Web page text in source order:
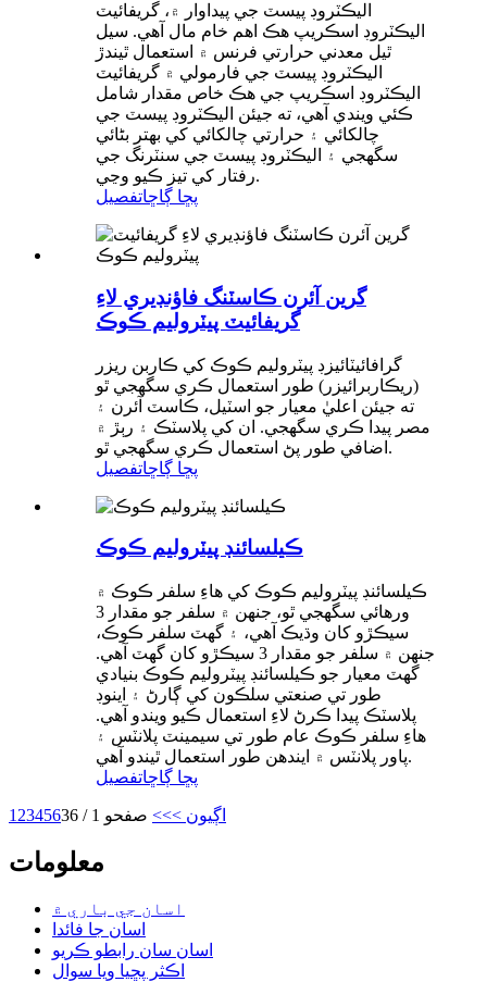
اليڪٽروڊ پيسٽ جي پيداوار ۾، گريفائيٽ
اليڪٽروڊ اسڪريپ هڪ اهم خام مال آهي. سيل
ٿيل معدني حرارتي فرنس ۾ استعمال ٿيندڙ
اليڪٽروڊ پيسٽ جي فارمولي ۾ گريفائيٽ
اليڪٽروڊ اسڪريپ جي هڪ خاص مقدار شامل
ڪئي ويندي آهي، ته جيئن اليڪٽروڊ پيسٽ جي
چالکائي ۽ حرارتي چالکائي کي بهتر بڻائي
سگهجي ۽ اليڪٽروڊ پيسٽ جي سنٽرنگ جي
رفتار کي تيز ڪيو وڃي.
پڇا ڳاڇاتفصيل
گرين آئرن ڪاسٽنگ فاؤنڊيري لاءِ
گريفائيٽ پيٽروليم ڪوڪ
گرافائيٽائيزڊ پيٽروليم ڪوڪ کي ڪاربن ريزر
(ريڪاربرائيزر) طور استعمال ڪري سگهجي ٿو
ته جيئن اعليٰ معيار جو اسٽيل، ڪاسٽ آئرن ۽
مصر پيدا ڪري سگهجي. ان کي پلاسٽڪ ۽ رٻڙ ۾
اضافي طور پڻ استعمال ڪري سگهجي ٿو.
پڇا ڳاڇاتفصيل
ڪيلسائنڊ پيٽروليم ڪوڪ
ڪيلسائنڊ پيٽروليم ڪوڪ کي هاءِ سلفر ڪوڪ ۾
ورهائي سگهجي ٿو، جنهن ۾ سلفر جو مقدار 3
سيڪڙو کان وڌيڪ آهي، ۽ گهٽ سلفر ڪوڪ،
جنهن ۾ سلفر جو مقدار 3 سيڪڙو کان گهٽ آهي.
گهٽ معيار جو ڪيلسائنڊ پيٽروليم ڪوڪ بنيادي
طور تي صنعتي سلڪون کي ڳارڻ ۽ اينوڊ
پلاسٽڪ پيدا ڪرڻ لاءِ استعمال ڪيو ويندو آهي.
هاءِ سلفر ڪوڪ عام طور تي سيمينٽ پلانٽس ۽
پاور پلانٽس ۾ ايندھن طور استعمال ٿيندو آهي.
پڇا ڳاڇاتفصيل
1 23456 اڳيون >>> صفحو 1 / 36
معلومات
اسان جي باري ۾
اسان جا فائدا
اسان سان رابطو ڪريو
اڪثر پڇيا ويا سوال